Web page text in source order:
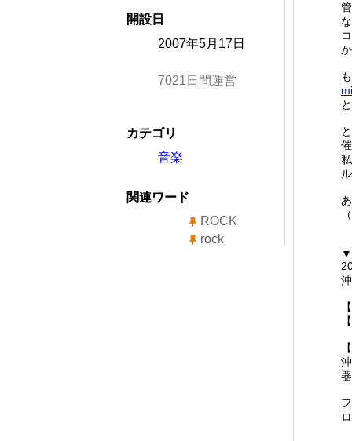
開設日
2007年5月17日
7021日間運営
カテゴリ
音楽
関連ワード
ROCK
rock